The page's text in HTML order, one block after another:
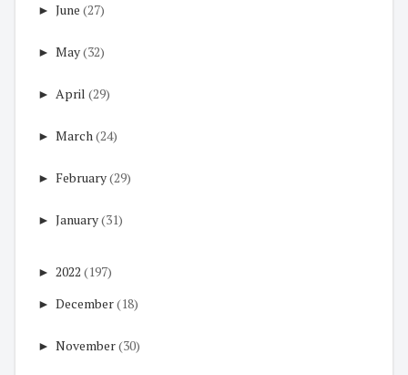
► June (27)
► May(32)
► April (29)
► March(24)
► February(29)
► January(31)
► 2022 (197)
► December(18)
► November(30)